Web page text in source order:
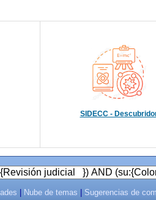
SIDECC -
Nube de temas Sugerencias de